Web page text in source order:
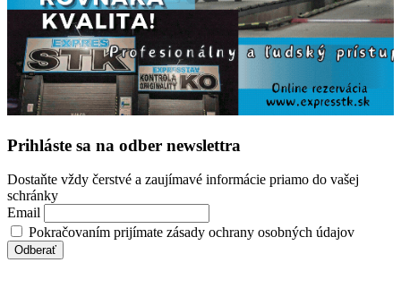
Prihláste sa na odber newslettra
Dostaňte vždy čerstvé a zaujímavé informácie priamo do vašej
schránky
Email
Pokračovaním prijímate zásady ochrany osobných údajov